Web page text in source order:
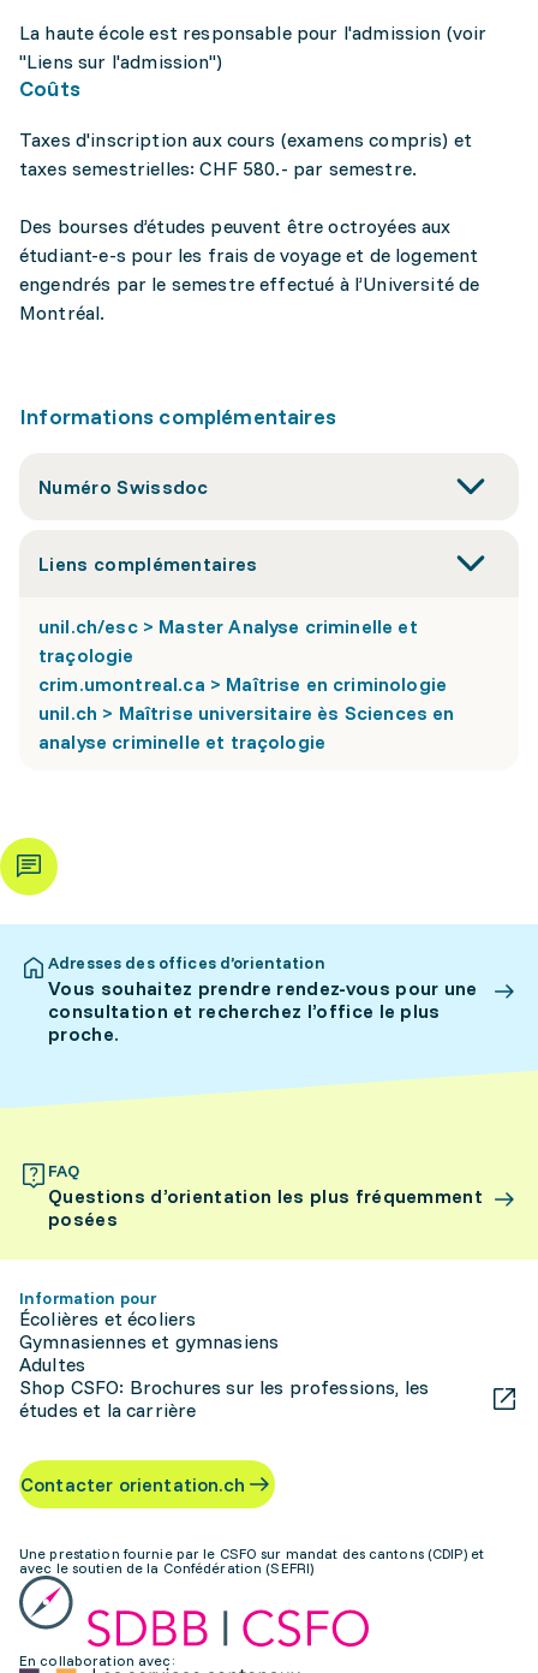
La haute école est responsable pour l'admission (voir
"Liens sur l'admission")
Coûts
Taxes d'inscription aux cours (examens compris) et
taxes semestrielles: CHF 580.- par semestre.
Des bourses d’études peuvent être octroyées aux
étudiant-e-s pour les frais de voyage et de logement
engendrés par le semestre effectué à l’Université de
Montréal.
Informations complémentaires
Numéro Swissdoc
Liens complémentaires
unil.ch/esc > Master Analyse criminelle et
traçologie
crim.umontreal.ca > Maîtrise en criminologie
unil.ch > Maîtrise universitaire ès Sciences en
analyse criminelle et traçologie
Adresses des offices d’orientation
Vous souhaitez prendre rendez-vous pour une
consultation et recherchez l’office le plus
proche.
FAQ
Questions d’orientation les plus fréquemment
posées
Information pour
Écolières et écoliers
Gymnasiennes et gymnasiens
Adultes
Shop CSFO: Brochures sur les professions, les
études et la carrière
Contacter orientation.ch
Une prestation fournie par le CSFO sur mandat des cantons (CDIP) et
avec le soutien de la Confédération (SEFRI)
En collaboration avec: